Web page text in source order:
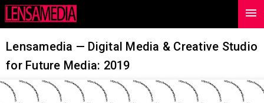
-->
Lensamedia — Digital Media & Creative Studio
for Future Media: 2019
menu